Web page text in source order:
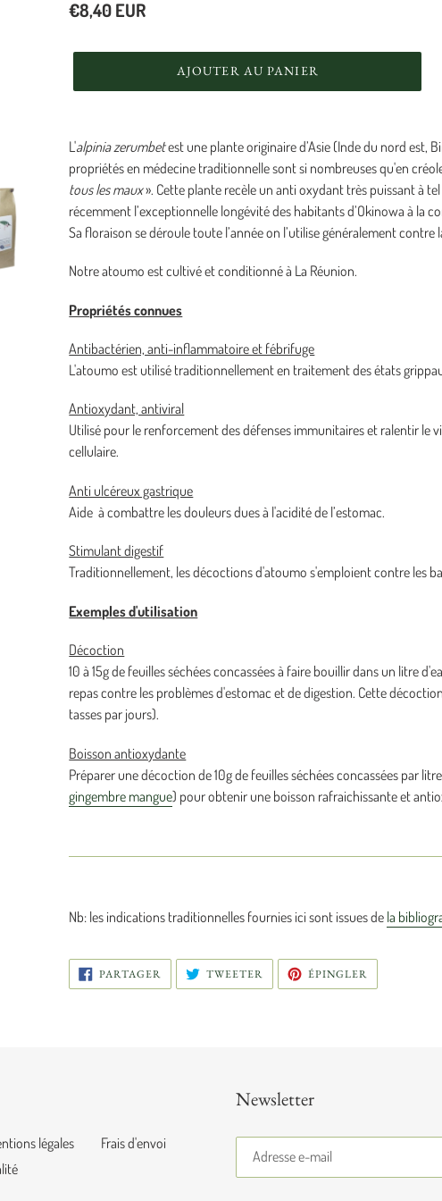
Prix
€8,40 EUR
AJOUTER AU PANIER
d'un
produit
à
votre
panier
L'alpiniazerumbetest une plante originaire d’Asie (Inde du nord est,
propriétés en médecine traditionnelle sont si nombreuses qu'en
tous les maux». Cette plante recèle un anti oxydant très puissant à
récemment l’exceptionnelle longévité des habitants d’Okinowa à la
Sa floraison se déroule toute l’année on l’utilise généralement
Notre atoumo est cultivé et conditionné à La Réunion.
Propriétés connues
Antibactérien, anti-inflammatoire et fébrifuge
L'atoumo est utilisé traditionnellement en traitement des états
Antioxydant, antiviral
Utilisé pour le renforcement des défenses immunitaires et ralentir le
cellulaire.
Anti ulcéreux gastrique
Aide à combattre les douleurs dues à l'acidité de l’estomac.
Stimulant digestif
Traditionnellement, les décoctions d'atoumo s'emploient contre les
Exemples d'utilisation
Décoction
10 à 15g de feuilles séchées concassées à faire bouillir dans un litre
repas contre les problèmes d'estomac et de digestion. Cette
tasses par jours).
Boisson antioxydante
Préparer une décoction de 10g de feuilles séchées concassées par
gingembre mangue) pour obtenir une boisson rafraichissante et
Nb: les indications traditionnelles fournies ici sont issues de la
PARTAGER PARTAGER
SUR
FACEBOOK
TWEETER TWEETER
SUR
TWITTER
ÉPINGLER
PINTEREST
légales
Frais d'envoi
Newsletter